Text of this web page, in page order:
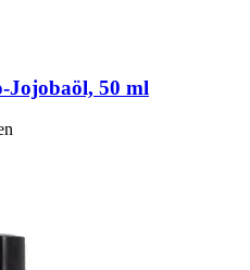
​Jojobaöl, 50 ml